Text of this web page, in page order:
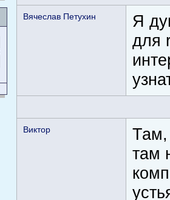
Вячеслав Петухин
Я
для
Виктор
Там,
там